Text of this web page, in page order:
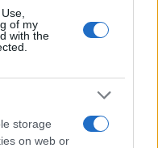
of my
with the
storage
on web or
για όλους» που
ο Λευτέρης
επιτρέπει σφάλματα
τα δακρυγόνα